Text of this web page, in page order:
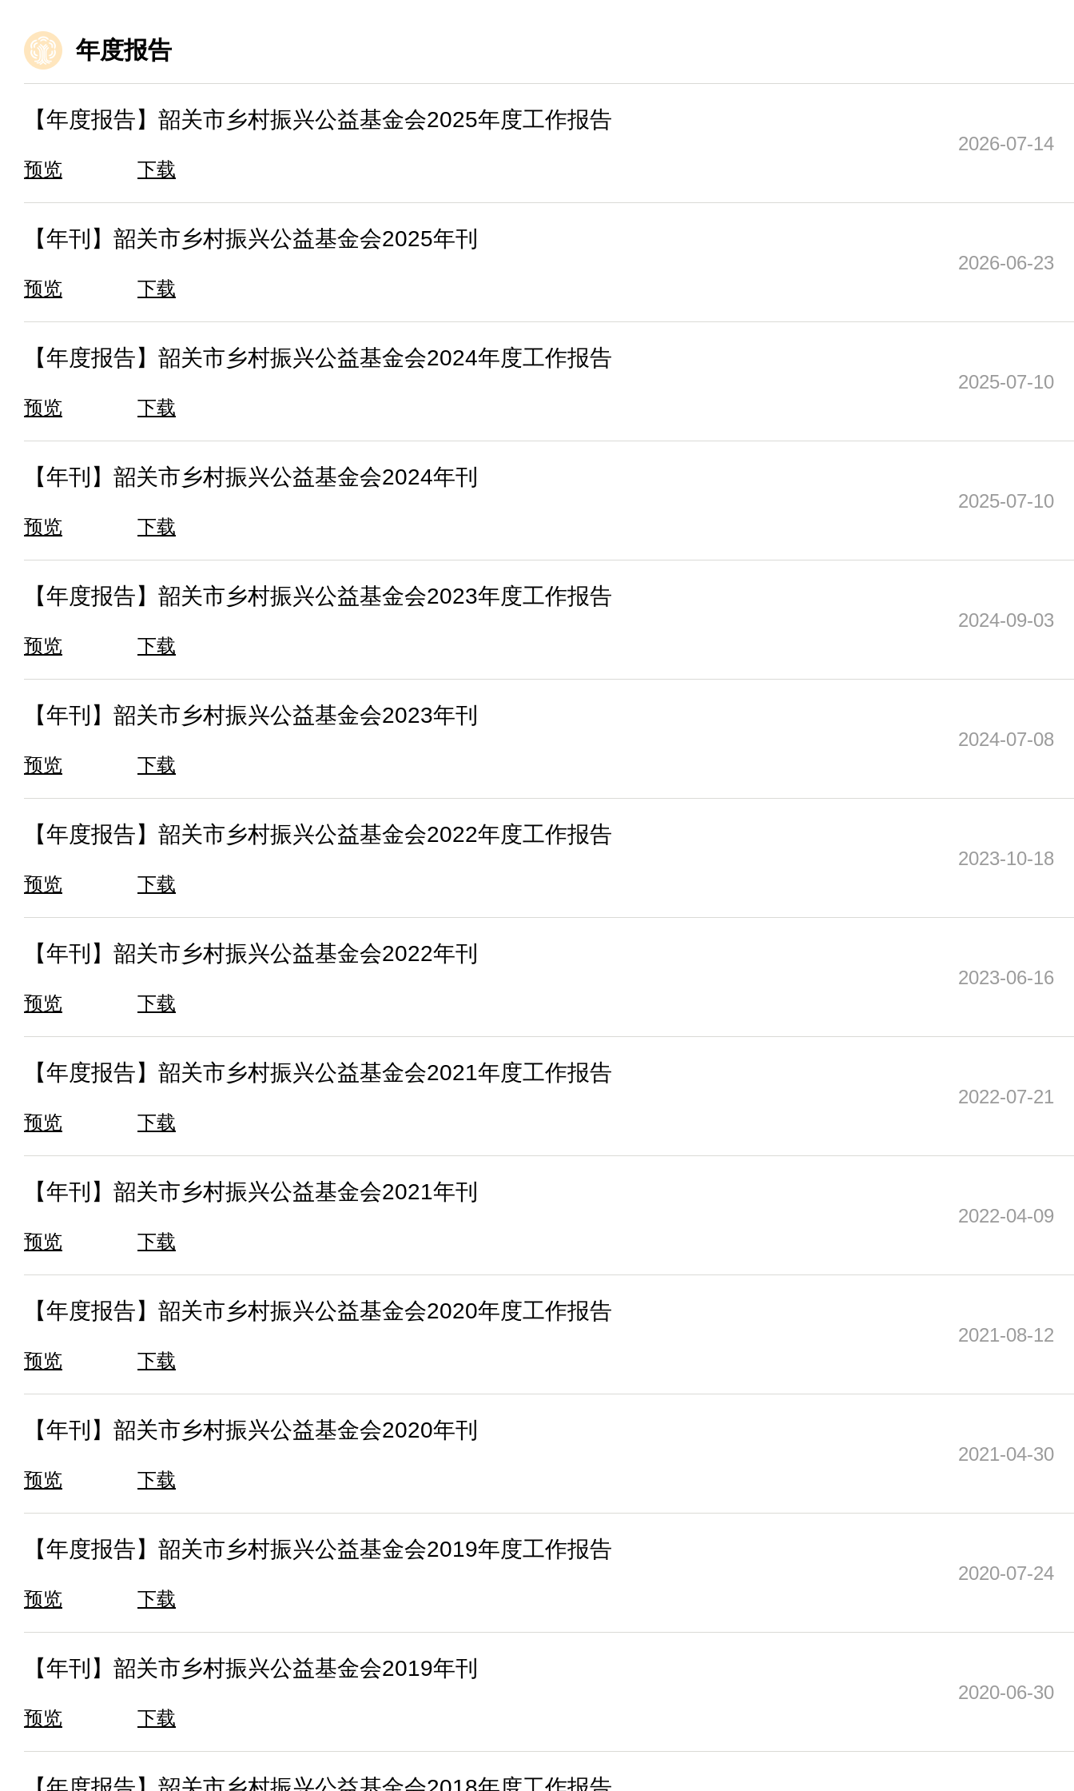
年度报告
【年度报告】韶关市乡村振兴公益基金会2025年度工作报告
2026-07-14
预览
下载
【年刊】韶关市乡村振兴公益基金会2025年刊
2026-06-23
预览
下载
【年度报告】韶关市乡村振兴公益基金会2024年度工作报告
2025-07-10
预览
下载
【年刊】韶关市乡村振兴公益基金会2024年刊
2025-07-10
预览
下载
【年度报告】韶关市乡村振兴公益基金会2023年度工作报告
2024-09-03
预览
下载
【年刊】韶关市乡村振兴公益基金会2023年刊
2024-07-08
预览
下载
【年度报告】韶关市乡村振兴公益基金会2022年度工作报告
2023-10-18
预览
下载
【年刊】韶关市乡村振兴公益基金会2022年刊
2023-06-16
预览
下载
【年度报告】韶关市乡村振兴公益基金会2021年度工作报告
2022-07-21
预览
下载
【年刊】韶关市乡村振兴公益基金会2021年刊
2022-04-09
预览
下载
【年度报告】韶关市乡村振兴公益基金会2020年度工作报告
2021-08-12
预览
下载
【年刊】韶关市乡村振兴公益基金会2020年刊
2021-04-30
预览
下载
【年度报告】韶关市乡村振兴公益基金会2019年度工作报告
2020-07-24
预览
下载
【年刊】韶关市乡村振兴公益基金会2019年刊
2020-06-30
预览
下载